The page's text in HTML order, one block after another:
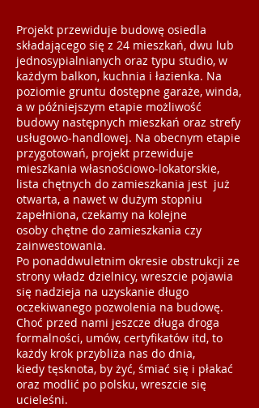
Projekt przewiduje budowę osiedla
składającego się z 24 mieszkań, dwu lub
jednosypialnianych oraz typu studio, w
każdym balkon, kuchnia i łazienka. Na
poziomie gruntu dostępne garaże, winda,
a w późniejszym etapie możliwość
budowy następnych mieszkań oraz strefy
usługowo-handlowej. Na obecnym etapie
przygotowań, projekt przewiduje
mieszkania własnościowo-lokatorskie,
lista chętnych do zamieszkania jest już
otwarta, a nawet w dużym stopniu
zapełniona, czekamy na kolejne
osoby chętne do zamieszkania czy
zainwestowania.
Po ponaddwuletnim okresie obstrukcji ze
strony władz dzielnicy, wreszcie pojawia
się nadzieja na uzyskanie długo
oczekiwanego pozwolenia na budowę.
Choć przed nami jeszcze długa droga
formalności, umów, certyfikatów itd, to
każdy krok przybliża nas do dnia,
kiedy tęsknota, by żyć, śmiać się i płakać
oraz modlić po polsku, wreszcie się
ucieleśni.